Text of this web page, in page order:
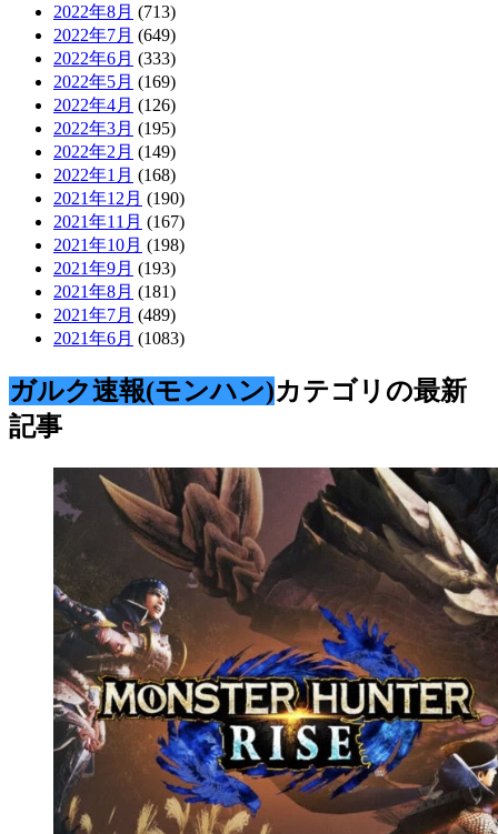
2022年8月 (713)
2022年7月 (649)
2022年6月 (333)
2022年5月 (169)
2022年4月 (126)
2022年3月 (195)
2022年2月 (149)
2022年1月 (168)
2021年12月 (190)
2021年11月 (167)
2021年10月 (198)
2021年9月 (193)
2021年8月 (181)
2021年7月 (489)
2021年6月 (1083)
ガルク速報(モンハン)カテゴリの最新
記事